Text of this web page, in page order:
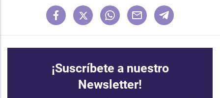
¡Suscríbete a nuestro
Newsletter!